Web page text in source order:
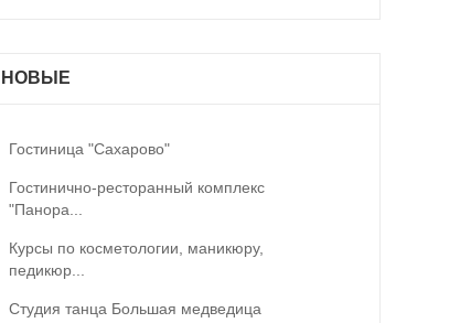
НОВЫЕ
Гостиница "Сахарово"
Гостинично-ресторанный комплекс
"Панора...
Курсы по косметологии, маникюру,
педикюр...
Студия танца Большая медведица